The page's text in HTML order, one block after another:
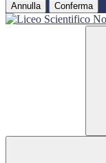
Annulla Conferma